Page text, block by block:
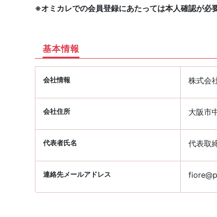
※オミカレでの会員登録にあたっては本人確認が必
基本情報
会社情報 株式会
会社住所 大阪市
代表者氏名 代表取
連絡先メールアドレス